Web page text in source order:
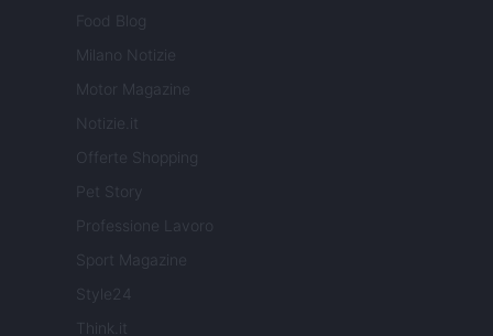
Food Blog
Milano Notizie
Motor Magazine
Notizie.it
Offerte Shopping
Pet Story
Professione Lavoro
Sport Magazine
Style24
Think.it